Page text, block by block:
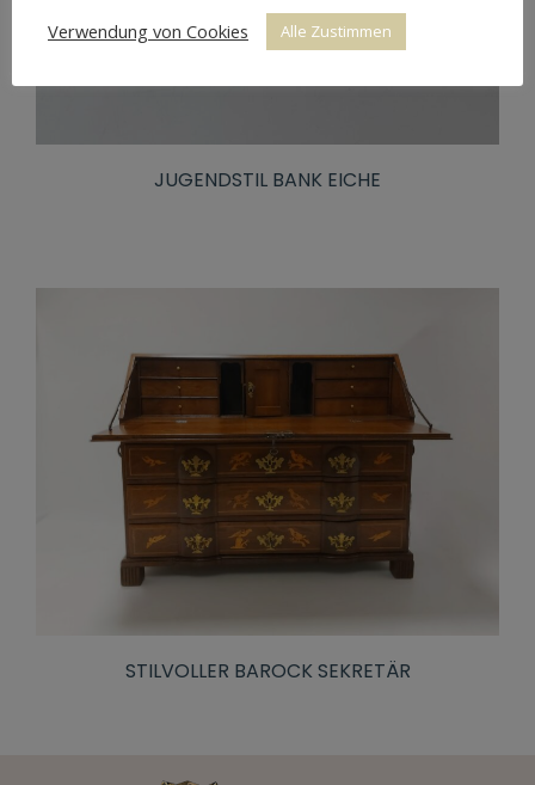
JUGENDSTIL BANK EICHE
STILVOLLER BAROCK SEKRETÄR
Verwendung von Cookies
Alle Zustimmen